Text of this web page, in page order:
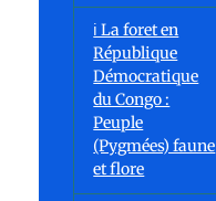
ℹ️ La foret en
République
Démocratique
du Congo :
Peuple
(Pygmées) faune
et flore